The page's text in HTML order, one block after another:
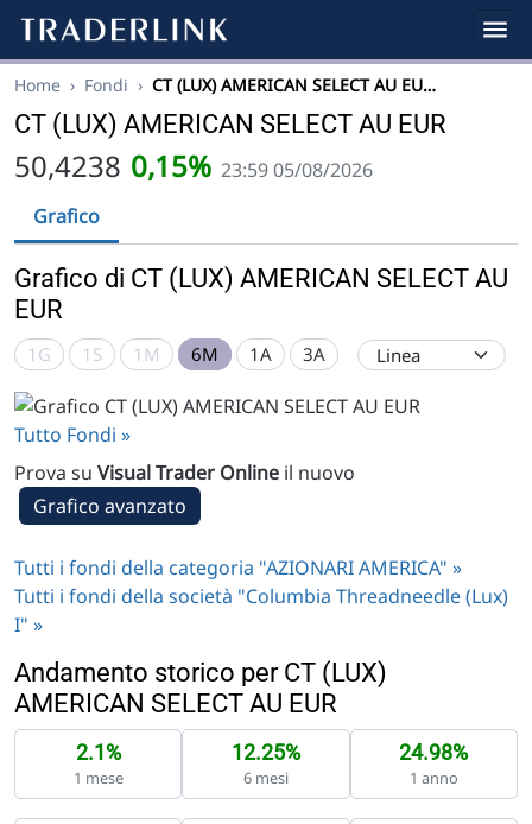
Home › Fondi › CT (LUX) AMERICAN SELECT AU EU…
CT (LUX) AMERICAN SELECT AU EUR
50,4238 0,15% 23:59 05/08/2026
Grafico
Grafico di CT (LUX) AMERICAN SELECT AU
EUR
1G 1S 1M 6M 1A 3A
Tutto Fondi »
Prova su Visual Trader Online il nuovo
Grafico avanzato
Tutti i fondi della categoria "AZIONARI AMERICA" »
Tutti i fondi della società "Columbia Threadneedle (Lux)
I" »
Andamento storico per CT (LUX)
AMERICAN SELECT AU EUR
2.1%
1 mese
12.25%
6 mesi
24.98%
1 anno